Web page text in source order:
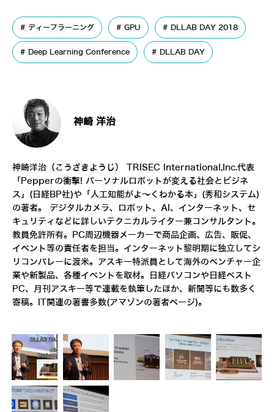
ディープラーニング GPU DLLAB DAY 2018
Deep Learning Conference DLLAB DAY
神崎 洋治
神崎洋治（こうざきようじ） TRISEC International,Inc.代表
「 Pepperの衝撃! パーソナルロボットが変える社会とビジネ
ス 」(日経BP社)や「 人工知能がよ～くわかる本 」(秀和システム)
の著者。 デジタルカメラ、ロボット、AI、インターネット、セ
キュリティなどに詳しいテクニカルライター兼コンサルタント。
教員免許所有。PC周辺機器メーカーで商品企画、広告、販促、
イベント等の責任者を担当。インターネット黎明期に独立してシ
リコンバレーに渡米。アスキー特派員として海外のベンチャー企
業や新製品、各種イベントを取材。日経パソコンや日経ベスト
PC、月刊アスキー等で連載を執筆したほか、新聞等にも数多く
寄稿。IT関連の著書多数(アマゾンの著者ページ)。